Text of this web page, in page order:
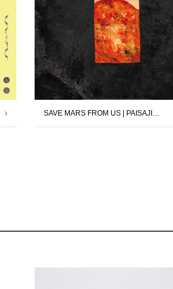
SAVE MARS FROM US | PAISAJISTAS | 12.12.25 – 24.01.26